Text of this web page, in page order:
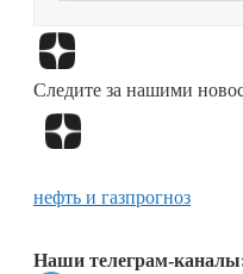
Следите за нашими
Наши телеграм-
нефть и газпрогноз